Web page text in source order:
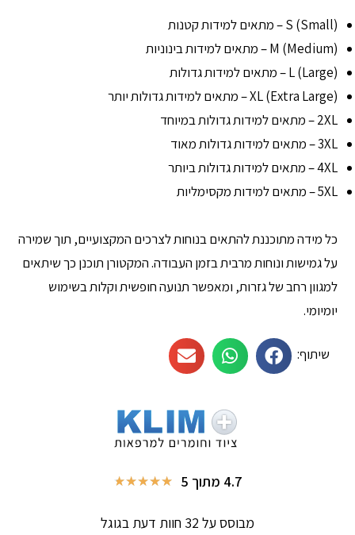
S (Small) – מתאים למידות קטנות
M (Medium) – מתאים למידות בינוניות
L (Large) – מתאים למידות גדולות
XL (Extra Large) – מתאים למידות גדולות יותר
2XL – מתאים למידות גדולות במיוחד
3XL – מתאים למידות גדולות מאוד
4XL – מתאים למידות גדולות ביותר
5XL – מתאים למידות מקסימליות
כל מידה מתוכננת להתאים בנוחות לצרכים המקצועיים, תוך שמירה
על גמישות ונוחות מרבית בזמן העבודה. המקטורן תוכנן כך שיתאים
למגוון רחב של גזרות, ומאפשר תנועה חופשית וקלות בשימוש
יומיומי.
שיתוף:
4.7 מתוך 5 ★
★
★
★
★
מבוסס על 32 חוות דעת בגוגל